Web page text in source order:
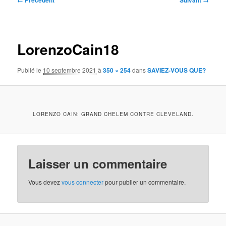
LorenzoCain18
Publié le 10 septembre 2021 à350 × 254dansSAVIEZ-VOUS QUE?
LORENZO CAIN: GRAND CHELEM CONTRE CLEVELAND.
Laisser un commentaire
Vous devezvous connecterpour publier un commentaire.